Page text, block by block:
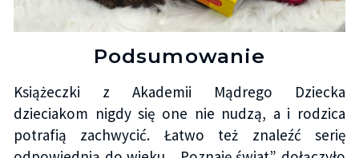
Podsumowanie
Książeczki z Akademii Mądrego Dziecka
dzieciakom nigdy się one nie nudzą, a i rodzica
potrafią zachwycić. Łatwo też znaleźć serię